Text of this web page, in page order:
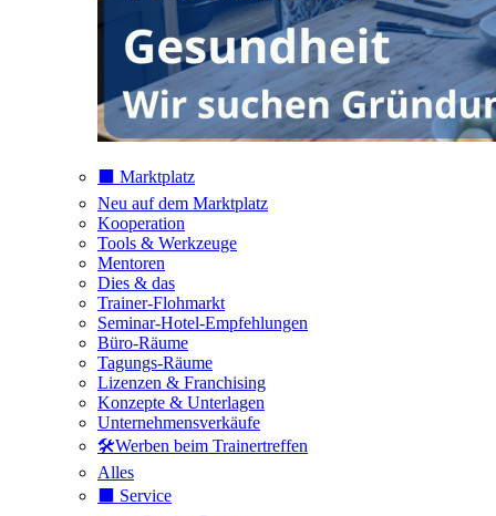
⬛️ Marktplatz
Neu auf dem Marktplatz
Kooperation
Tools & Werkzeuge
Mentoren
Dies & das
Trainer-Flohmarkt
Seminar-Hotel-Empfehlungen
Büro-Räume
Tagungs-Räume
Lizenzen & Franchising
Konzepte & Unterlagen
Unternehmensverkäufe
🛠️Werben beim Trainertreffen
Alles
⬛️ Service